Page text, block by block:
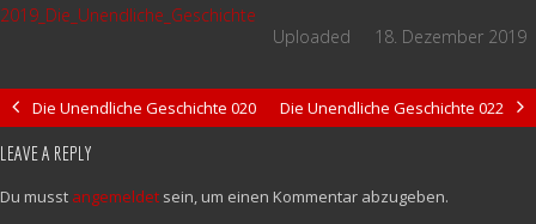
2019_Die_Unendliche_Geschichte
Uploaded 18. Dezember 2019
Die Unendliche Geschichte 020 Die Unendliche Geschichte 022
LEAVE A REPLY
Du musst angemeldet sein, um einen Kommentar abzugeben.